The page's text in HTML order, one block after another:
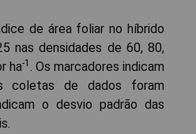
de área foliar no híbrido
nas densidades de 60, 80,
ha-1
. Os marcadores indicam
coletas de dados foram
o desvio padrão das